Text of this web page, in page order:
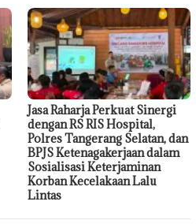
Jasa Raharja Perkuat Sinergi
dengan RS RIS Hospital,
Polres Tangerang Selatan, dan
BPJS Ketenagakerjaan dalam
Sosialisasi Keterjaminan
Korban Kecelakaan Lalu
Lintas